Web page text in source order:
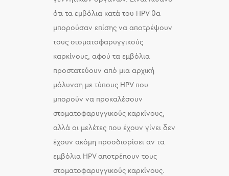
ότι τα εμβόλια κατά του HPV θα
μπορούσαν επίσης να αποτρέψουν
τους στοματοφαρυγγικούς
καρκίνους, αφού τα εμβόλια
προστατεύουν από μια αρχική
μόλυνση με τύπους HPV που
μπορούν να προκαλέσουν
στοματοφαρυγγικούς καρκίνους,
αλλά οι μελέτες που έχουν γίνει δεν
έχουν ακόμη προσδιορίσει αν τα
εμβόλια HPV αποτρέπουν τους
στοματοφαρυγγικούς καρκίνους.